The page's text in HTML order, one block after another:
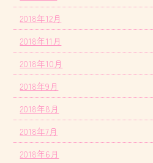
2018年12月
2018年11月
2018年10月
2018年9月
2018年8月
2018年7月
2018年6月